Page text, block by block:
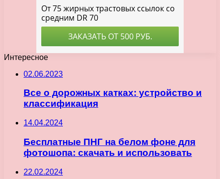
Интересное
02.06.2023
Все о дорожных катках: устройство и
классификация
14.04.2024
Бесплатные ПНГ на белом фоне для
фотошопа: скачать и использовать
22.02.2024